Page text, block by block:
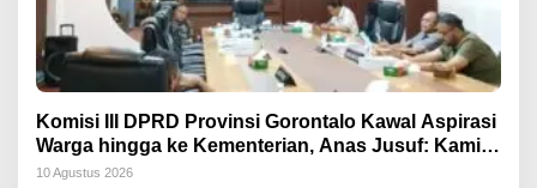
Komisi III DPRD Provinsi Gorontalo Kawal Aspirasi
Warga hingga ke Kementerian, Anas Jusuf: Kami
Datang Bawa Aspirasi Masyarakat
10 Agustus 2026